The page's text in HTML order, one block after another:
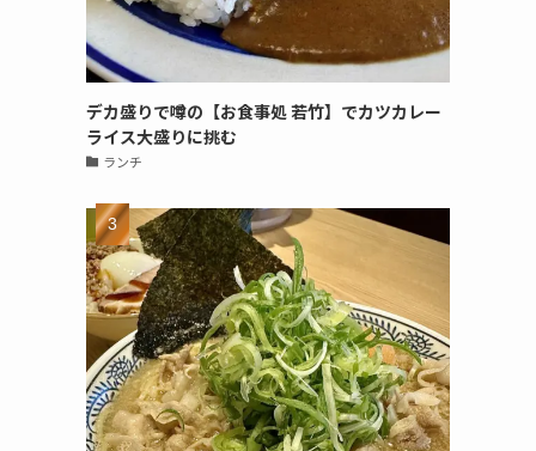
デカ盛りで噂の【お食事処 若竹】でカツカレー
ライス大盛りに挑む
ランチ